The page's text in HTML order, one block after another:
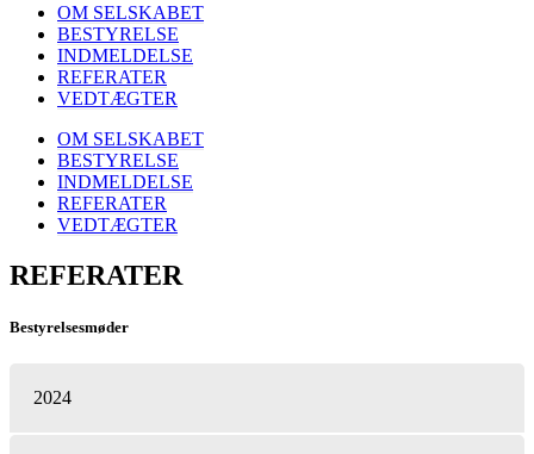
OM SELSKABET
BESTYRELSE
INDMELDELSE
REFERATER
VEDTÆGTER
OM SELSKABET
BESTYRELSE
INDMELDELSE
REFERATER
VEDTÆGTER
REFERATER
Bestyrelsesmøder
2024